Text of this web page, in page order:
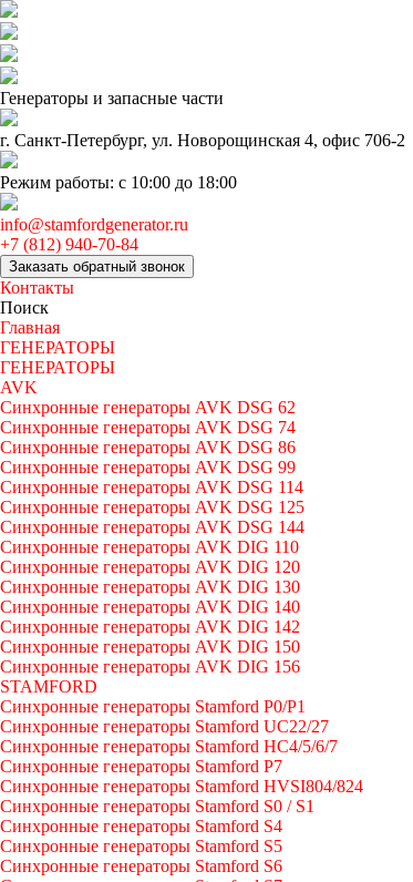
Генераторы и запаcные части
г. Санкт-Петербург, ул. Новорощинская 4, офис 706-2
Режим работы: с 10:00 до 18:00
info@stamfordgenerator.ru
+7 (812) 940-70-84
Заказать обратный звонок
Контакты
Поиск
Главная
ГЕНЕРАТОРЫ
ГЕНЕРАТОРЫ
AVK
Синхронные генераторы AVK DSG 62
Синхронные генераторы AVK DSG 74
Синхронные генераторы AVK DSG 86
Синхронные генераторы AVK DSG 99
Синхронные генераторы AVK DSG 114
Синхронные генераторы AVK DSG 125
Синхронные генераторы AVK DSG 144
Синхронные генераторы AVK DIG 110
Синхронные генераторы AVK DIG 120
Синхронные генераторы AVK DIG 130
Синхронные генераторы AVK DIG 140
Синхронные генераторы AVK DIG 142
Синхронные генераторы AVK DIG 150
Синхронные генераторы AVK DIG 156
STAMFORD
Синхронные генераторы Stamford P0/P1
Синхронные генераторы Stamford UC22/27
Синхронные генераторы Stamford HC4/5/6/7
Синхронные генераторы Stamford P7
Синхронные генераторы Stamford HVSI804/824
Синхронные генераторы Stamford S0 / S1
Синхронные генераторы Stamford S4
Синхронные генераторы Stamford S5
Синхронные генераторы Stamford S6